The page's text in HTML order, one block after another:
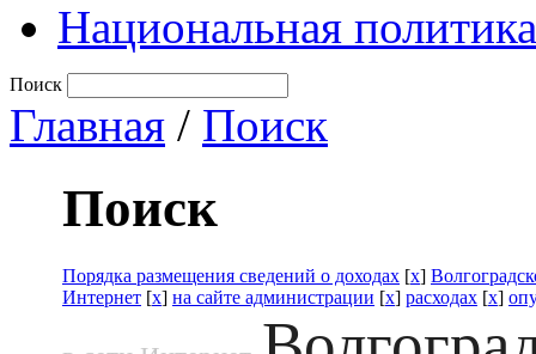
Национальная политика
Поиск
Главная / Поиск
Поиск
Порядка размещения сведений о доходах [x]
Интернет [x] на сайте администрации [x] расходах [x]